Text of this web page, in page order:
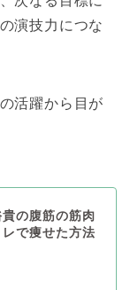
演技力につな
活躍から目が
貴の腹筋の筋肉
で痩せた方法